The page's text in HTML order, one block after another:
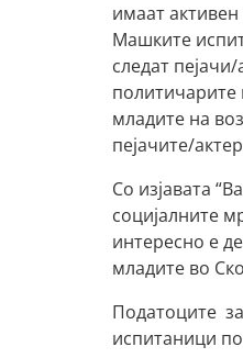
имаат
Машките
следат
политичарите
младите на
пејачите/
Со изјавата
социјалните
интересно е
младите во
Податоците
испитаници